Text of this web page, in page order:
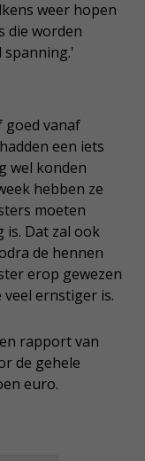
weer hopen
die worden
goed vanaf
een iets
wel konden
hebben ze
moeten
Dat zal ook
de hennen
erop gewezen
ernstiger is.
rapport van
de gehele
euro.